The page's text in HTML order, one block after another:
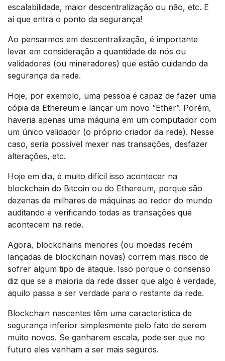
escalabilidade, maior descentralização ou não, etc. E
aí que entra o ponto da segurança!
Ao pensarmos em descentralização, é importante
levar em consideração a quantidade de nós ou
validadores (ou mineradores) que estão cuidando da
segurança da rede.
Hoje, por exemplo, uma pessoa é capaz de fazer uma
cópia da Ethereum e lançar um novo “Ether”. Porém,
haveria apenas uma máquina em um computador com
um único validador (o próprio criador da rede). Nesse
caso, seria possível mexer nas transações, desfazer
alterações, etc.
Hoje em dia, é muito difícil isso acontecer na
blockchain do Bitcoin ou do Ethereum, porque são
dezenas de milhares de máquinas ao redor do mundo
auditando e verificando todas as transações que
acontecem na rede.
Agora, blockchains menores (ou moedas recém
lançadas de blockchain novas) correm mais risco de
sofrer algum tipo de ataque. Isso porque o consenso
diz que se a maioria da rede disser que algo é verdade,
aquilo passa a ser verdade para o restante da rede.
Blockchain nascentes têm uma característica de
segurança inferior simplesmente pelo fato de serem
muito novos. Se ganharem escala, pode ser que no
futuro eles venham a ser mais seguros.